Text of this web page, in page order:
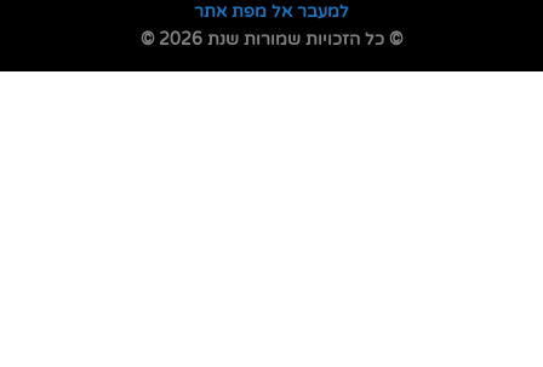
למעבר אל מפת אתר
© כל הזכויות שמורות שנת 2026 ©